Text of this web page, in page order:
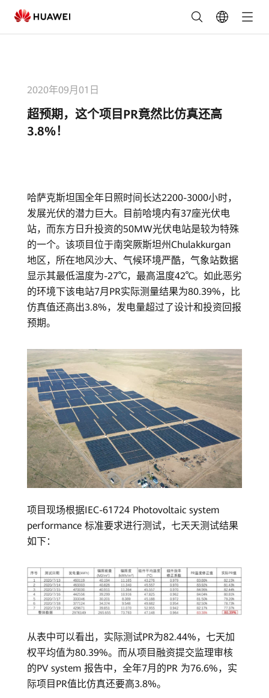
超
3.8%！-
2020年09月01日
超预期，这个项目PR竟然比仿真还高
3.8%！
哈萨克斯坦国全年日照时间长达2200-3000小时，
发展光伏的潜力巨大。目前哈境内有37座光伏电
站，而东方日升投资的50MW光伏电站是较为特殊
的一个。该项目位于南突厥斯坦州Chulakkurgan
地区，所在地风沙大、气候环境严酷，气象站数据
显示其最低温度为-27℃，最高温度42℃。如此恶劣
的环境下该电站7月PR实际测量结果为80.39%，比
仿真值还高出3.8%，发电量超过了设计和投资回报
预期。
项目现场根据IEC-61724 Photovoltaic system
performance 标准要求进行测试，七天天测试结果
如下：
从表中可以看出，实际测试PR为82.44%，七天加
权平均值为80.39%。而从项目融资提交监理审核
的PV system 报告中，全年7月的PR 为76.6%，实
际项目PR值比仿真还要高3.8%。